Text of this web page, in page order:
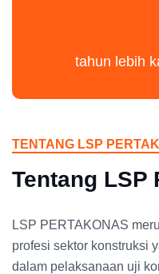
tahun lebih
TENTANG LSP
Tentang LSP
LSP PERTAKONAS
profesi sektor konstruksi
dalam pelaksanaan uji